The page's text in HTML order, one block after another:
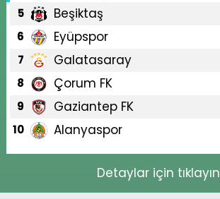
5 Beşiktaş
6 Eyüpspor
7 Galatasaray
8 Çorum FK
9 Gaziantep FK
10 Alanyaspor
Detaylar için tıklayın